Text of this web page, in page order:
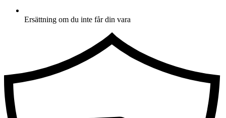
Ersättning om du inte får din vara